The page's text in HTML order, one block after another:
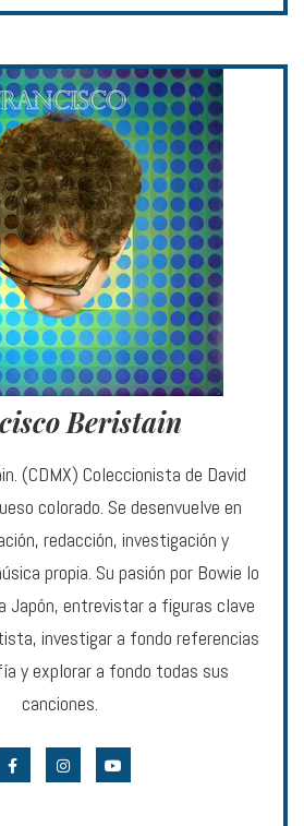
Beristain
(CDMX) Coleccionista de David
colorado. Se desenvuelve en
redacción, investigación y
propia. Su pasión por Bowie lo
Japón, entrevistar a figuras clave
investigar a fondo referencias
y explorar a fondo todas sus
canciones.